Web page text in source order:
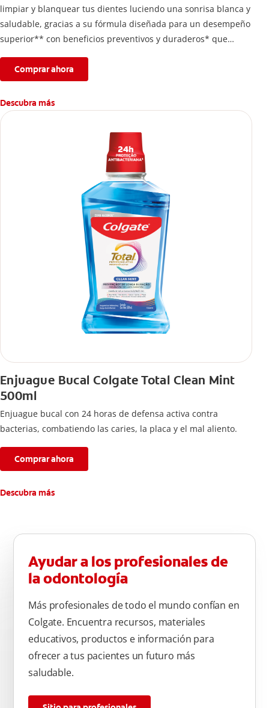
limpiar y blanquear tus dientes luciendo una sonrisa blanca y
saludable, gracias a su fórmula diseñada para un desempeño
superior** con beneficios preventivos y duraderos* que
veces por día y uso continuo por 4 semanas. **vs. Crema
dental con flúor sin ingrediente antibacterial.
Comprar ahora
Descubra más
Enjuague Bucal Colgate Total Clean Mint
500ml
Enjuague bucal con 24 horas de defensa activa contra
bacterias, combatiendo las caries, la placa y el mal aliento.
Comprar ahora
Descubra más
Ayudar a los profesionales de
la odontología
Más profesionales de todo el mundo confían en
Colgate. Encuentra recursos, materiales
educativos, productos e información para
ofrecer a tus pacientes un futuro más
saludable.